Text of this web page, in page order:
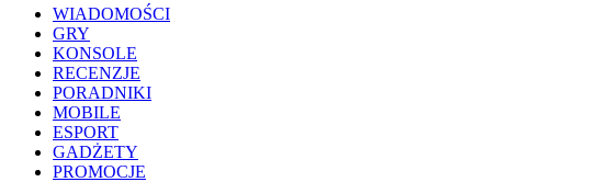
WIADOMOŚCI
GRY
KONSOLE
RECENZJE
PORADNIKI
MOBILE
ESPORT
GADŻETY
PROMOCJE